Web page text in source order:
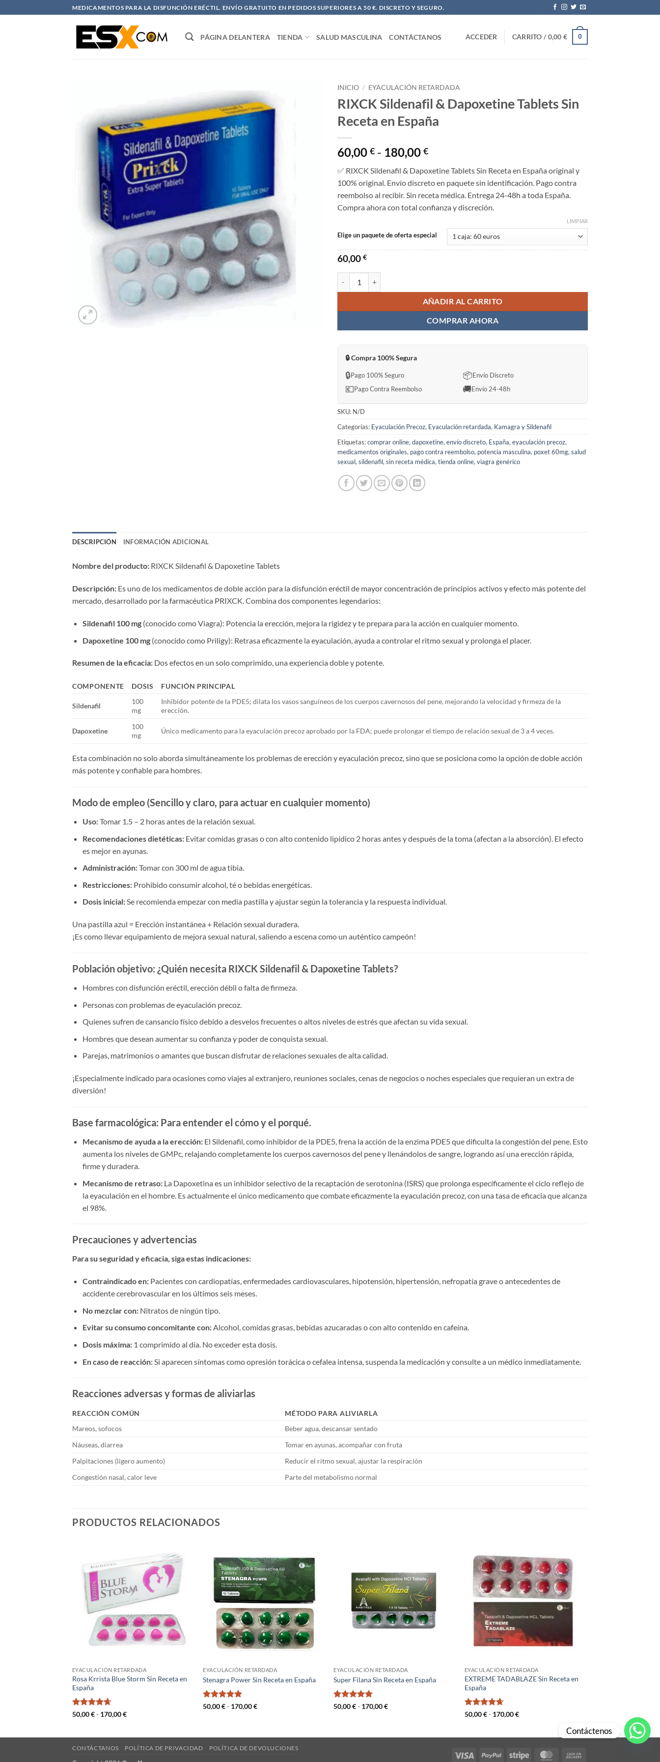
al
MEDICAMENTOS PARA LA DISFUNCIÓN ERÉCTIL. ENVÍO GRATUITO EN PEDIDOS SUPERIORES A 50 €. DISCRETO Y SEGURO.
PÁGINA DELANTERA TIENDA SALUD MASCULINA CONTÁCTANOS ACCEDER CARRITO /0,00€ 0
INICIO / EYACULACIÓN RETARDADA
RIXCK Sildenafil & Dapoxetine Tablets Sin
Receta en España
60,00 € - 180,00 €Rango
precios:
desde
60,00 €
hasta
✅ RIXCK Sildenafil & Dapoxetine Tablets Sin Receta en España original y
100% original. Envío discreto en paquete sin identificación. Pago contra
reembolso al recibir. Sin receta médica. Entrega 24-48h a toda España.
Compra ahora con total confianza y discreción.
Elige un paquete de oferta especial
LIMPIAR
60,00 €
AÑADIR AL CARRITO
COMPRAR AHORA
🔒 Compra 100% Segura
🔒Pago 100% Seguro 📦Envío Discreto
💶Pago Contra Reembolso 🚚Envío 24-48h
SKU: N/D
Categorías: Eyaculación Precoz, Eyaculación retardada, Kamagra y Sildenafil
Etiquetas:comprar online, dapoxetine, envío discreto, España, eyaculación precoz,
medicamentos originales, pago contra reembolso, potencia masculina, poxet 60mg, salud
sexual, sildenafil, sin receta médica, tienda online, viagra genérico
DESCRIPCIÓN INFORMACIÓN ADICIONAL
Nombre del producto:​ ​ RIXCK Sildenafil & Dapoxetine Tablets
Descripción:​ ​ Es uno de los medicamentos de doble acción para la disfunción eréctil de mayor concentración de principios activos y efecto más potente del
mercado, desarrollado por la farmacéutica PRIXCK. Combina dos componentes legendarios:
Sildenafil 100 mg​ (conocido como Viagra): Potencia la erección, mejora la rigidez y te prepara para la acción en cualquier momento.
Dapoxetine 100 mg​ (conocido como Priligy): Retrasa eficazmente la eyaculación, ayuda a controlar el ritmo sexual y prolonga el placer.
Resumen de la eficacia:​ ​ Dos efectos en un solo comprimido, una experiencia doble y potente.
COMPONENTE DOSIS FUNCIÓN PRINCIPAL
Sildenafil
100
mg
Inhibidor potente de la PDE5; dilata los vasos sanguíneos de los cuerpos cavernosos del pene, mejorando la velocidad y firmeza de la
erección.
Dapoxetine
100
mg
Único medicamento para la eyaculación precoz aprobado por la FDA; puede prolongar el tiempo de relación sexual de 3 a 4 veces.
Esta combinación no solo aborda simultáneamente los problemas de erección y eyaculación precoz, sino que se posiciona como la opción de doble acción
más potente y confiable para hombres.
Modo de empleo ​ (Sencillo y claro, para actuar en cualquier momento)
Uso:​​ Tomar 1.5 – 2 horas antes de la relación sexual.
Recomendaciones dietéticas:​​ Evitar comidas grasas o con alto contenido lipídico 2 horas antes y después de la toma (afectan a la absorción). El efecto
es mejor en ayunas.
Administración:​​ Tomar con 300 ml de agua tibia.
Restricciones:​​ Prohibido consumir alcohol, té o bebidas energéticas.
Dosis inicial:​​ Se recomienda empezar con media pastilla y ajustar según la tolerancia y la respuesta individual.
Una pastilla azul = Erección instantánea + Relación sexual duradera.
¡Es como llevar equipamiento de mejora sexual natural, saliendo a escena como un auténtico campeón!
Población objetivo:​ ​ ¿Quién necesita RIXCK Sildenafil & Dapoxetine Tablets?
Hombres con disfunción eréctil, erección débil o falta de firmeza.
Personas con problemas de eyaculación precoz.
Quienes sufren de cansancio físico debido a desvelos frecuentes o altos niveles de estrés que afectan su vida sexual.
Hombres que desean aumentar su confianza y poder de conquista sexual.
Parejas, matrimonios o amantes que buscan disfrutar de relaciones sexuales de alta calidad.
¡Especialmente indicado para ocasiones como viajes al extranjero, reuniones sociales, cenas de negocios o noches especiales que requieran un extra de
diversión!
Base farmacológica:​ ​ Para entender el cómo y el porqué.
Mecanismo de ayuda a la erección:​​ El Sildenafil, como inhibidor de la PDE5, frena la acción de la enzima PDE5 que dificulta la congestión del pene. Esto
aumenta los niveles de GMPc, relajando completamente los cuerpos cavernosos del pene y llenándolos de sangre, logrando así una erección rápida,
firme y duradera.
Mecanismo de retraso:​​ La Dapoxetina es un inhibidor selectivo de la recaptación de serotonina (ISRS) que prolonga específicamente el ciclo reflejo de
la eyaculación en el hombre. Es actualmente el único medicamento que combate eficazmente la eyaculación precoz, con una tasa de eficacia que alcanza
el 98%.
Precauciones y advertencias
Para su seguridad y eficacia, siga estas indicaciones:​
Contraindicado en:​​ Pacientes con cardiopatías, enfermedades cardiovasculares, hipotensión, hipertensión, nefropatía grave o antecedentes de
accidente cerebrovascular en los últimos seis meses.
No mezclar con:​​ Nitratos de ningún tipo.
Evitar su consumo concomitante con:​​ Alcohol, comidas grasas, bebidas azucaradas o con alto contenido en cafeína.
Dosis máxima:​​ 1 comprimido al día. No exceder esta dosis.
En caso de reacción:​​ Si aparecen síntomas como opresión torácica o cefalea intensa, suspenda la medicación y consulte a un médico inmediatamente.
Reacciones adversas y formas de aliviarlas
REACCIÓN COMÚN
MÉTODO PARA ALIVIARLA
Mareos, sofocos
Beber agua, descansar sentado
Náuseas, diarrea
Tomar en ayunas, acompañar con fruta
Palpitaciones (ligero aumento)
Reducir el ritmo sexual, ajustar la respiración
Congestión nasal, calor leve
Parte del metabolismo normal
PRODUCTOS RELACIONADOS
EYACULACIÓN RETARDADA
Rosa Krrista Blue Storm Sin Receta en
España
Valorado
50,00€- 170,00€Rango
hasta
EYACULACIÓN RETARDADA
Stenagra Power Sin Receta en España
Valorado
50,00€- 170,00€Rango
hasta
170,00 €
EYACULACIÓN RETARDADA
Super Filana Sin Receta en España
Valorado
50,00€- 170,00€Rango
hasta
EYACULACIÓN RETARDADA
EXTREME TADABLAZE Sin Receta en
España
Valorado
50,00€ - 170,00€Rango
170,00 €
Visa PayPal Stripe MasterCard
CONTÁCTANOS POLÍTICA DE PRIVACIDAD POLÍTICA DE DEVOLUCIONES
Contáctenos